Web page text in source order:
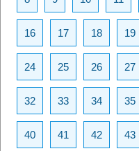
16 17 18 19
24 25 26 27
32 33 34 35
40 41 42 43